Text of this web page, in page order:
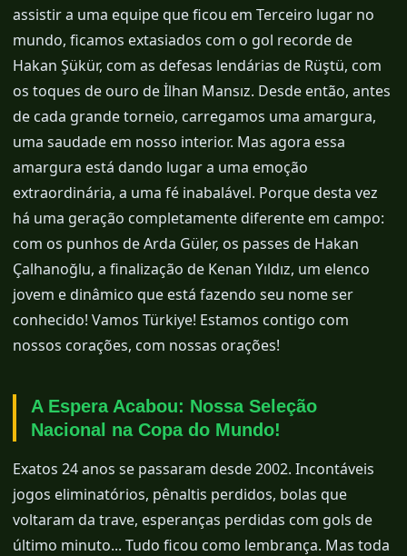
assistir a uma equipe que ficou em Terceiro lugar no
mundo, ficamos extasiados com o gol recorde de
Hakan Şükür, com as defesas lendárias de Rüştü, com
os toques de ouro de İlhan Mansız. Desde então, antes
de cada grande torneio, carregamos uma amargura,
uma saudade em nosso interior. Mas agora essa
amargura está dando lugar a uma emoção
extraordinária, a uma fé inabalável. Porque desta vez
há uma geração completamente diferente em campo:
com os punhos de Arda Güler, os passes de Hakan
Çalhanoğlu, a finalização de Kenan Yıldız, um elenco
jovem e dinâmico que está fazendo seu nome ser
conhecido! Vamos Türkiye! Estamos contigo com
nossos corações, com nossas orações!
A Espera Acabou: Nossa Seleção
Nacional na Copa do Mundo!
Exatos 24 anos se passaram desde 2002. Incontáveis
jogos eliminatórios, pênaltis perdidos, bolas que
voltaram da trave, esperanças perdidas com gols de
último minuto... Tudo ficou como lembrança. Mas toda